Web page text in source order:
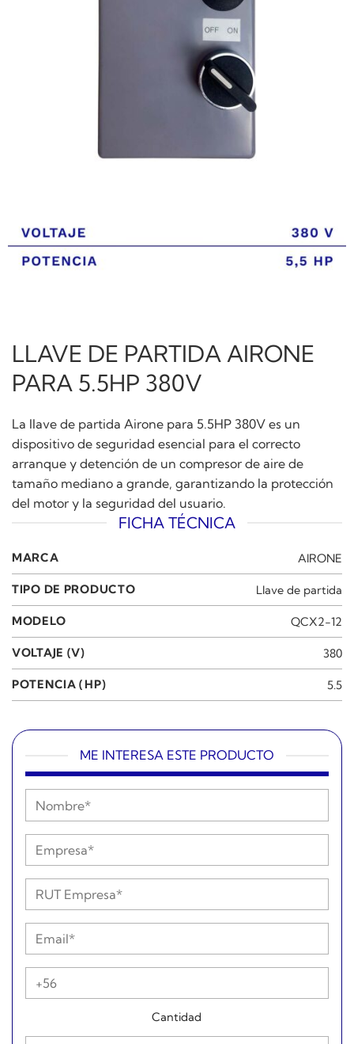
LLAVE DE PARTIDA AIRONE
PARA 5.5HP 380V
La llave de partida Airone para 5.5HP 380V es un
dispositivo de seguridad esencial para el correcto
arranque y detención de un compresor de aire de
tamaño mediano a grande, garantizando la protección
del motor y la seguridad del usuario.
FICHA TÉCNICA
MARCA AIRONE
TIPO DE PRODUCTO Llave de partida
MODELO QCX2-12
VOLTAJE (V) 380
POTENCIA (HP) 5.5
ME INTERESA ESTE PRODUCTO
Cantidad